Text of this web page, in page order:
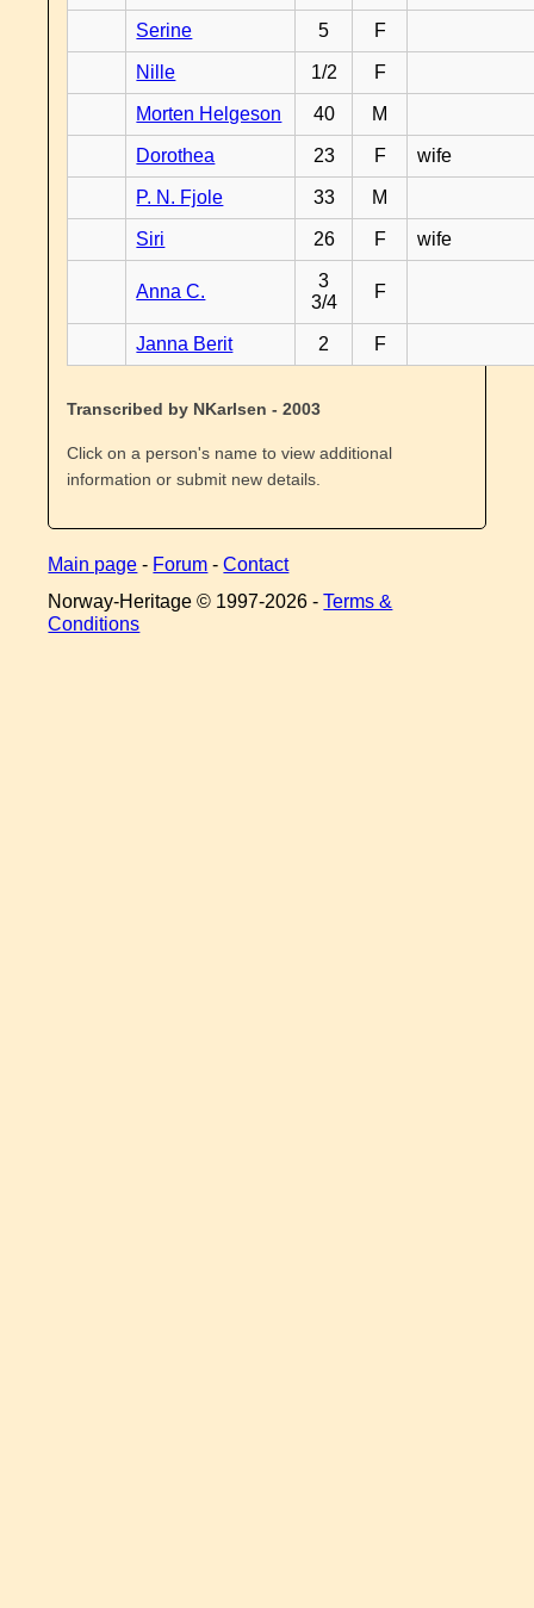
Serine 5 F
Nille 1/2 F
Morten Helgeson 40 M
Dorothea 23 F wife
P. N. Fjole 33 M
Siri 26 F wife
Anna C.
3
3/4
F
Janna Berit 2 F
Transcribed by NKarlsen - 2003
Click on a person's name to view additional
information or submit new details.
Main page - Forum -Contact
Norway-Heritage © 1997-2026 -Terms &
Conditions